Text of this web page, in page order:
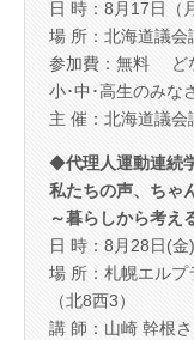
日 時：8月17日（
場 所：北海道議
参加費：無料 ど
小･中･高生のみな
主 催：北海道議
◆代理人運動連続
私たちの声、ちゃ
～暮らしから考え
日 時：8月28日(
場 所：札幌エルプ
（北8西3）
講 師：山崎 幹根